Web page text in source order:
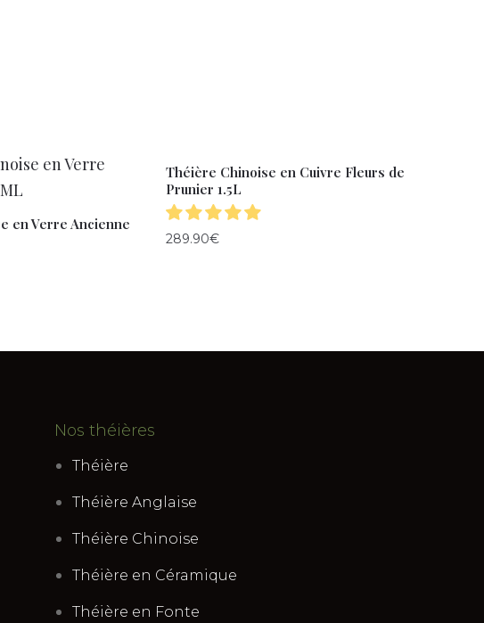
en Verre Ancienne
Théière Chinoise en Cuivre Fleurs de
Prunier 1.5L
289.90€
Nos théières
Théière
Théière Anglaise
Théière Chinoise
Théière en Céramique
Théière en Fonte